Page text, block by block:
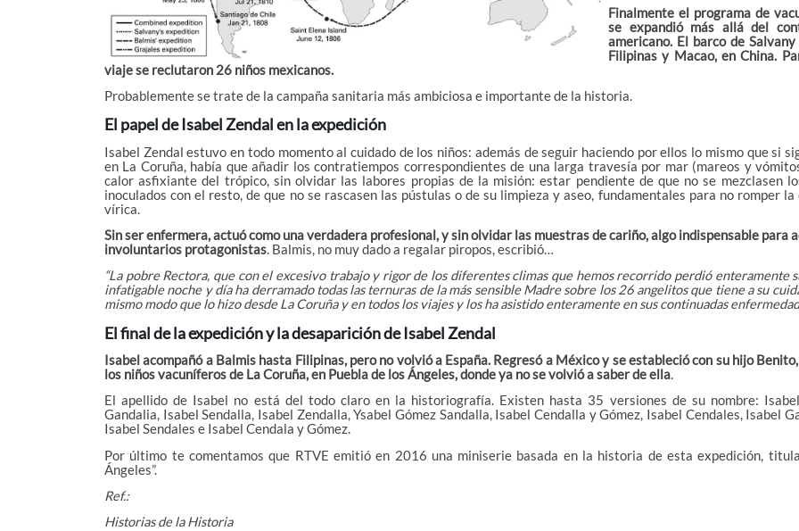
Finalmente el programa de
se expandió más allá del
americano. El barco de
Filipinas y Macao, en China.
viaje se reclutaron 26 niños mexicanos.
Probablemente se trate de la campaña sanitaria más ambiciosa e importante de la historia.
El papel de Isabel Zendal en la expedición
Isabel Zendal estuvo en todo momento al cuidado de los niños: además de seguir haciendo por ellos lo mismo que si
en La Coruña, había que añadir los contratiempos correspondientes de una larga travesía por mar (mareos y
calor asfixiante del trópico, sin olvidar las labores propias de la misión: estar pendiente de que no se mezclasen
inoculados con el resto, de que no se rascasen las pústulas o de su limpieza y aseo, fundamentales para no romper la
vírica.
Sin ser enfermera, actuó como una verdadera profesional, y sin olvidar las muestras de cariño, algo indispensable para
involuntarios protagonistas. Balmis, no muy dado a regalar piropos, escribió…
“La pobre Rectora, que con el excesivo trabajo y rigor de los diferentes climas que hemos recorrido perdió enteramente
infatigable noche y día ha derramado todas las ternuras de la más sensible Madre sobre los 26 angelitos que tiene a su
mismo modo que lo hizo desde La Coruña y en todos los viajes y los ha asistido enteramente en sus continuadas
El final de la expedición y la desaparición de Isabel Zendal
Isabel acompañó a Balmis hasta Filipinas, pero no volvió a España. Regresó a México y se estableció con su hijo
los niños vacuníferos de La Coruña, en Puebla de los Ángeles, donde ya no se volvió a saber de ella.
El apellido de Isabel no está del todo claro en la historiografía. Existen hasta 35 versiones de su nombre:
Gandalia, Isabel Sendalla, Isabel Zendalla, Ysabel Gómez Sandalla, Isabel Cendalla y Gómez, Isabel Cendales, Isabel
Isabel Sendales e Isabel Cendala y Gómez.
Por último te comentamos que RTVE emitió en 2016 una miniserie basada en la historia de esta expedición,
Ángeles”.
Ref.:
Historias de la Historia